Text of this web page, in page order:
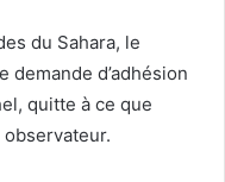
du Sahara, le
demande d’adhésion
quitte à ce que